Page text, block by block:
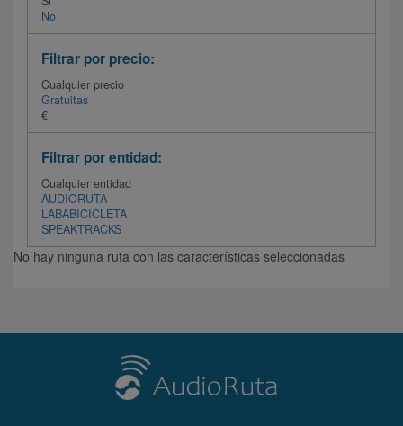
No
Filtrar por precio:
Cualquier precio
Gratuitas
€
Filtrar por entidad:
Cualquier entidad
AUDIORUTA
LABABICICLETA
SPEAKTRACKS
No hay ninguna ruta con las características seleccionadas